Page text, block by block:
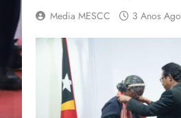
Media MESCC 3 Anos Ago